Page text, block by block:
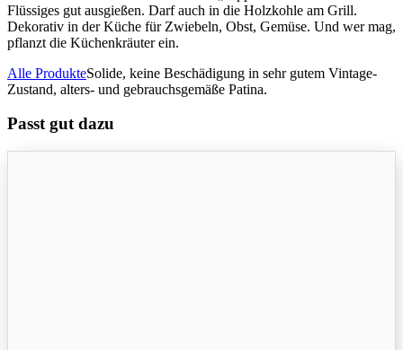
Flüssiges gut ausgießen. Darf auch in die Holzkohle am Grill.
Dekorativ in der Küche für Zwiebeln, Obst, Gemüse. Und wer mag,
pflanzt die Küchenkräuter ein.
Alle ProdukteSolide, keine Beschädigung in sehr gutem Vintage-
Zustand, alters- und gebrauchsgemäße Patina.
Passt gut dazu